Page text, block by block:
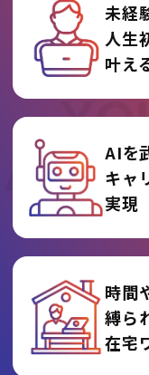
AT
未経
人生
叶え
AIを
キャ
実現
時間
縛ら
在宅